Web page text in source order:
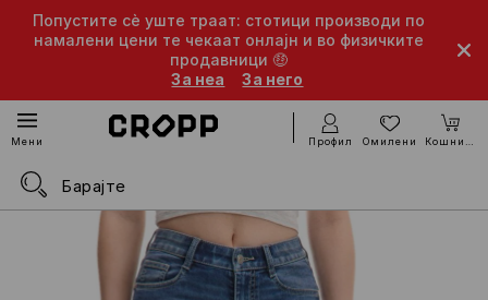
Попустите сè уште траат: стотици производи по
намалени цени те чекаат онлајн и во физичките
продавници 🤑
За неа
За него
Мени Профил Омилени Кошничка